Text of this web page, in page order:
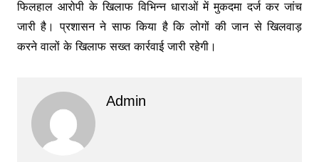
फिलहाल आरोपी के खिलाफ विभिन्न धाराओं में मुकदमा दर्ज कर जांच
जारी है। प्रशासन ने साफ किया है कि लोगों की जान से खिलवाड़
करने वालों के खिलाफ सख्त कार्रवाई जारी रहेगी।
Admin